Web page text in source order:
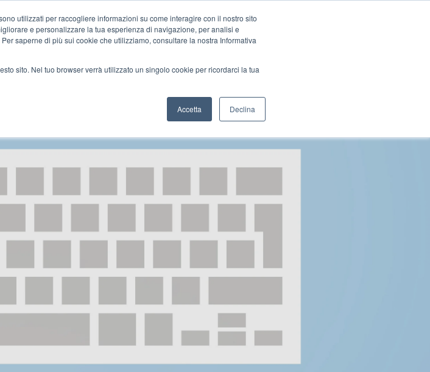
utilizzati per raccogliere informazioni su come interagire con il nostro sito
e personalizzare la tua esperienza di navigazione, per analisi e
saperne di più sui cookie che utilizziamo, consultare la nostra Informativa
sito. Nel tuo browser verrà utilizzato un singolo cookie per ricordarci la tua
Accetta Declina
CHI SIAMO ONLINE OFFLINE PORTFOLIO